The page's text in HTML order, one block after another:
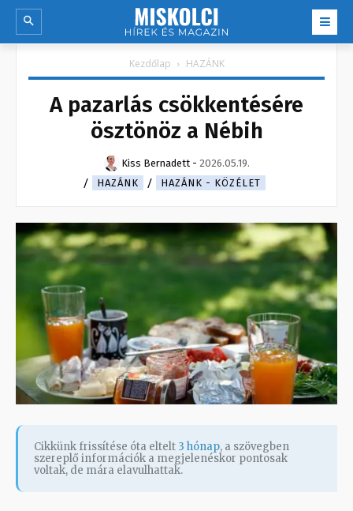
Kezdőlap HAZÁNK
A pazarlás csökkentésére
ösztönöz a Nébih
Kiss Bernadett - 2026.05.19.
HAZÁNK
HAZÁNK - KÖZÉLET
Cikkünk frissítése óta eltelt 3 hónap, a szövegben
szereplő információk a megjelenéskor pontosak
voltak, de mára elavulhattak.